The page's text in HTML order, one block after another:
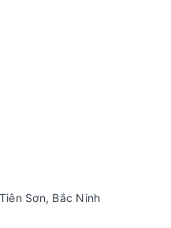
Sơn, Bắc Ninh